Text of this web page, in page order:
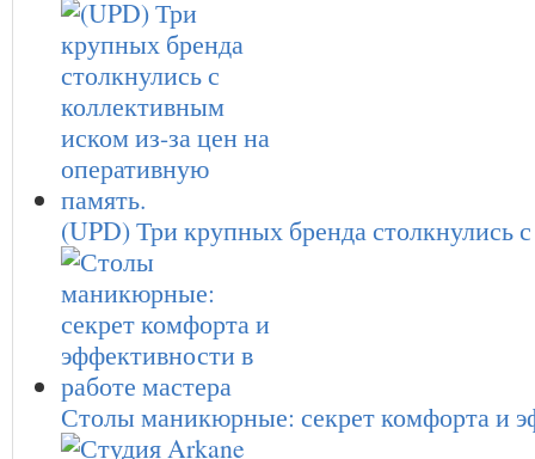
(UPD) Три крупных бренда столкнулись
Столы маникюрные: секрет комфорта и